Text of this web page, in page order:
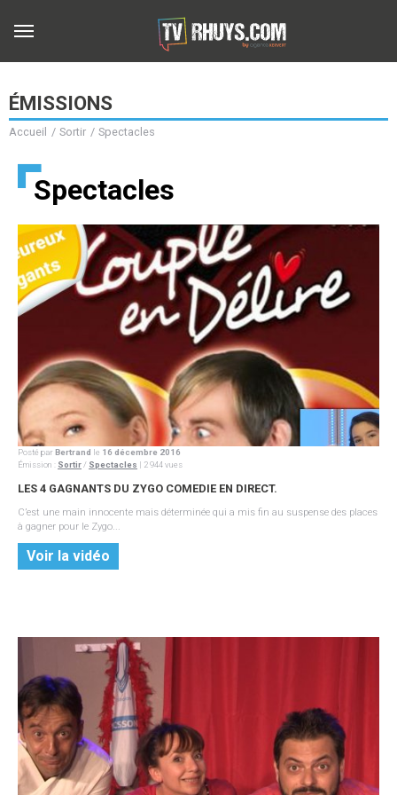
ÉMISSIONS
Accueil Sortir Spectacles
bSpectacles
Posté parBertrand le 16 décembre 2016
Émission
Sortir/ Spectacles | 2 944 vues
LES 4 GAGNANTS DU ZYGO COMEDIE EN DIRECT.
C’est une main innocente mais déterminée qui a mis fin au suspense des places
à gagner pour le Zygo...
Voir la vidéo